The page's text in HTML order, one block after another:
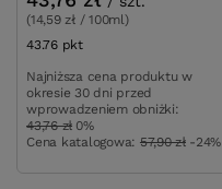
(14,59 zł / 100ml)
43.76 pktpunktów
Najniższa cena produktu w
okresie 30 dni przed
wprowadzeniem obniżki:
43,76 zł 0%
Cena katalogowa: 57,90 zł -24%